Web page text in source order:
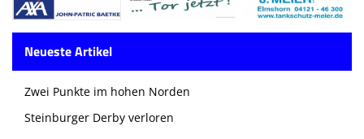
Neueste Artikel
Zwei Punkte im hohen Norden
Steinburger Derby verloren